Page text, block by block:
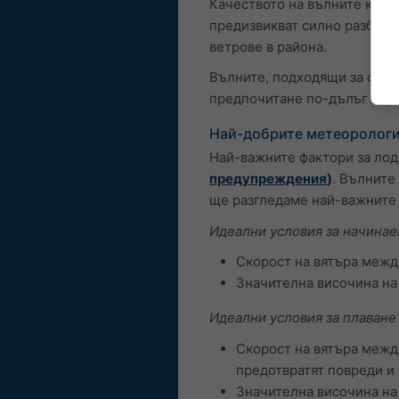
Качеството на вълните
предизвикват силно
ветрове в района.
Вълните, подходящи за
предпочитане по-дълъг
Най-добрите
Най-важните фактори за
предупреждения). Вълните
ще разгледаме най-важните
Идеални условия за
Скорост на вятъра
Значителна височина
Идеални условия за
Скорост на вятъра
предотвратят повреди и
Значителна височина